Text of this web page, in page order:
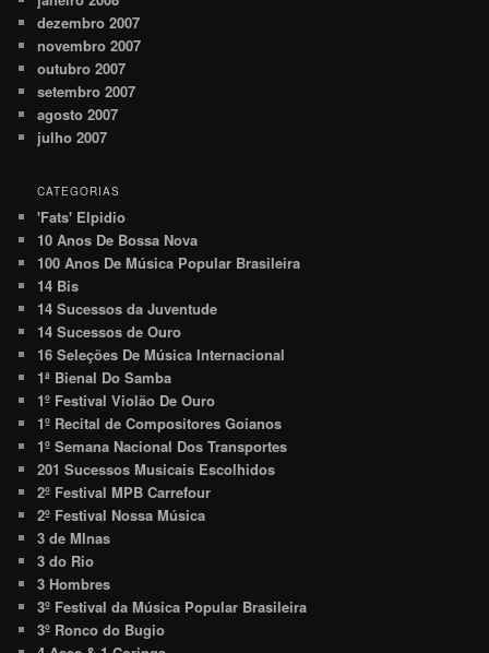
dezembro 2007
novembro 2007
outubro 2007
setembro 2007
agosto 2007
julho 2007
CATEGORIAS
'Fats' Elpidio
10 Anos De Bossa Nova
100 Anos De Música Popular Brasileira
14 Bis
14 Sucessos da Juventude
14 Sucessos de Ouro
16 Seleções De Música Internacional
1ª Bienal Do Samba
1º Festival Violão De Ouro
1º Recital de Compositores Goianos
1º Semana Nacional Dos Transportes
201 Sucessos Musicais Escolhidos
2º Festival MPB Carrefour
2º Festival Nossa Música
3 de MInas
3 do Rio
3 Hombres
3º Festival da Música Popular Brasileira
3º Ronco do Bugio